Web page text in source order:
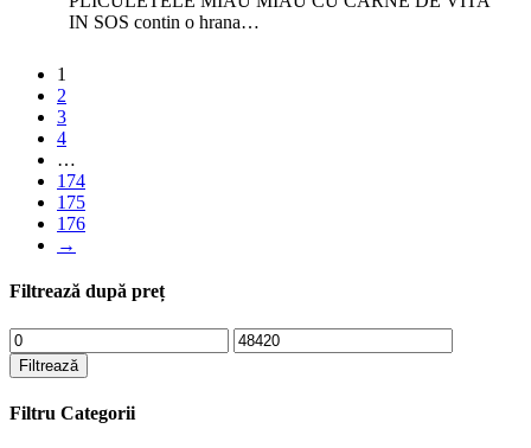
IN SOS contin o hrana…
1
2
3
4
…
174
175
176
→
Filtrează după preț
Preț
minim
Preț
maxim
Filtrează
Filtru Categorii